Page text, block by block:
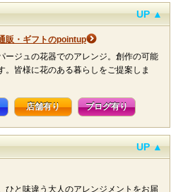
UP ▲
販・ギフトのpointup
ージュの花器でのアレンジ。創作の可能
。皆様に花のある暮らしをご提案しま
店舗有り ブログ有り
UP ▲
ひと味違う大人のアレンジメントをお届